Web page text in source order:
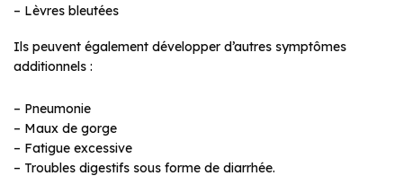
– Lèvres bleutées
Ils peuvent également développer d’autres symptômes
additionnels :
– Pneumonie
– Maux de gorge
– Fatigue excessive
– Troubles digestifs sous forme de diarrhée.